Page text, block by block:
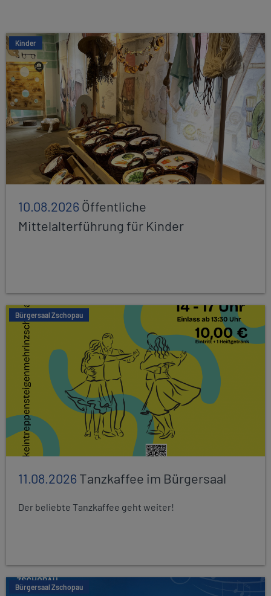
Kinder
10.08.2026Öffentliche
Mittelalterführung für Kinder
Bürgersaal Zschopau
11.08.2026Tanzkaffee im Bürgersaal
Der beliebte Tanzkaffee geht weiter!
Bürgersaal Zschopau